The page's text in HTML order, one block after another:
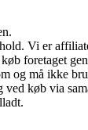
Vi er
foretaget
og må ikke
køb via